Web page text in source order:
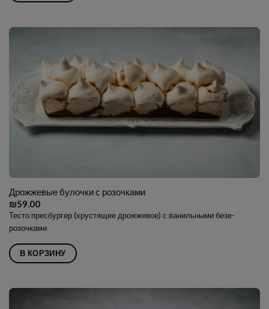
Дрожжевые булочки с розочками
₪59.00
Тесто пресбургер (хрустящее дрожжевое) с ванильными безе-
розочками
В КОРЗИНУ